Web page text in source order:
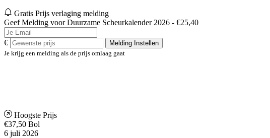
Gratis Prijs verlaging melding
Geef Melding voor Duurzame Scheurkalender 2026 - €25,40
€
Melding Instellen
Je krijg een melding als de prijs omlaag gaat
Hoogste Prijs
€37,50 Bol
6 juli 2026